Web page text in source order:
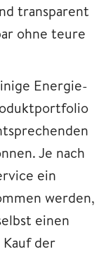
transparent
ohne teure
Energie-
Je nach
ein
werden,
einen
der